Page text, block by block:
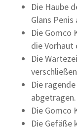
Die Haube
Glans
Die Gomco
die Vorhaut
Die
Die
abgetragen.
Die Gomco
Die Gefäße